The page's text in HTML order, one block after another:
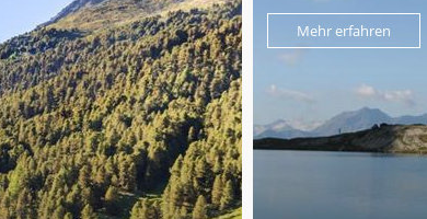
Mehr erfahren